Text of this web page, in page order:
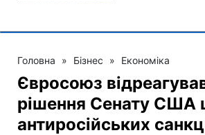
Головна » Бізнес » Економіка
Євросоюз
рішення Сенату США
антиросійських